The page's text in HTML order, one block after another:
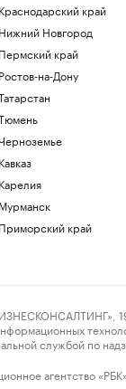
в
Краснодарский край
Нижний Новгород
Пермский край
Ростов-на-Дону
Кавказ
Карелия
Мурманск
Приморский край
службой по
агентство «РБК».